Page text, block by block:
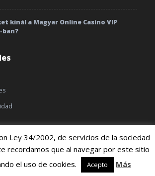
kínál a Magyar Online Casino VIP
ban?
| Cookies|Terminos y
condiciones
Ley 34/2002, de servicios de la sociedad
recordamos que al navegar por este sitio
el uso de cookies.
Acepto
Más